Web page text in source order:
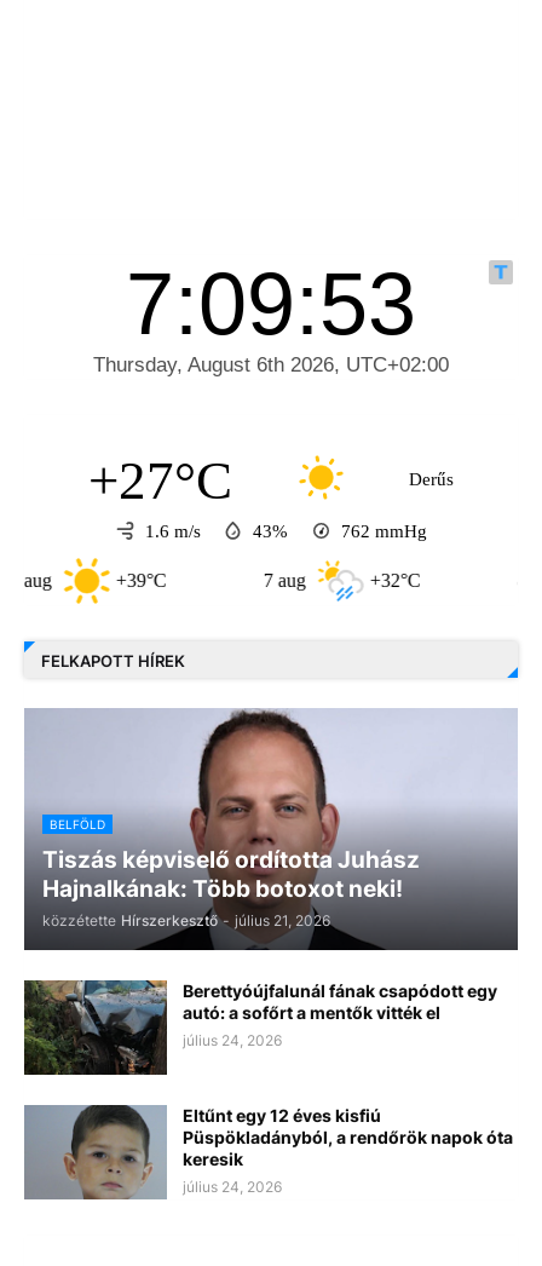
+27°C Derűs
1.6 m/s 43% 762 mmHg
+39°C 7 aug +32°C 8 aug
FELKAPOTT HÍREK
BELFÖLD
Tiszás képviselő ordította Juhász
Hajnalkának: Több botoxot neki!
közzétette Hírszerkesztő - július 21, 2026
Berettyóújfalunál fának csapódott egy
autó: a sofőrt a mentők vitték el
július 24, 2026
Eltűnt egy 12 éves kisfiú
Püspökladányból, a rendőrök napok óta
keresik
július 24, 2026